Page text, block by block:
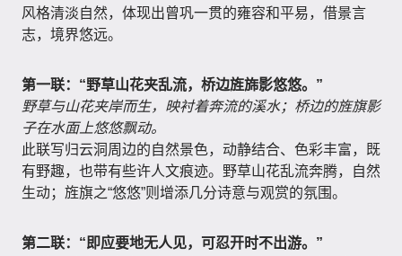
风格清淡自然，体现出曾巩一贯的雍容和平易，借景言
志，境界悠远。
第一联：“野草山花夹乱流，桥边旌旆影悠悠。”
野草与山花夹岸而生，映衬着奔流的溪水；桥边的旌旗影
子在水面上悠悠飘动。
此联写归云洞周边的自然景色，动静结合、色彩丰富，既
有野趣，也带有些许人文痕迹。野草山花乱流奔腾，自然
生动；旌旗之“悠悠”则增添几分诗意与观赏的氛围。
第二联：“即应要地无人见，可忍开时不出游。”